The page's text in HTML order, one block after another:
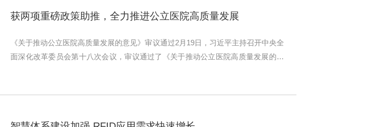
获两项重磅政策助推，全力推进公立医院高质量发展
《关于推动公立医院高质量发展的意见》审议通过2月19日，习近平主持召开中央全
面深化改革委员会第十八次会议，审议通过了《关于推动公立医院高质量发展的意